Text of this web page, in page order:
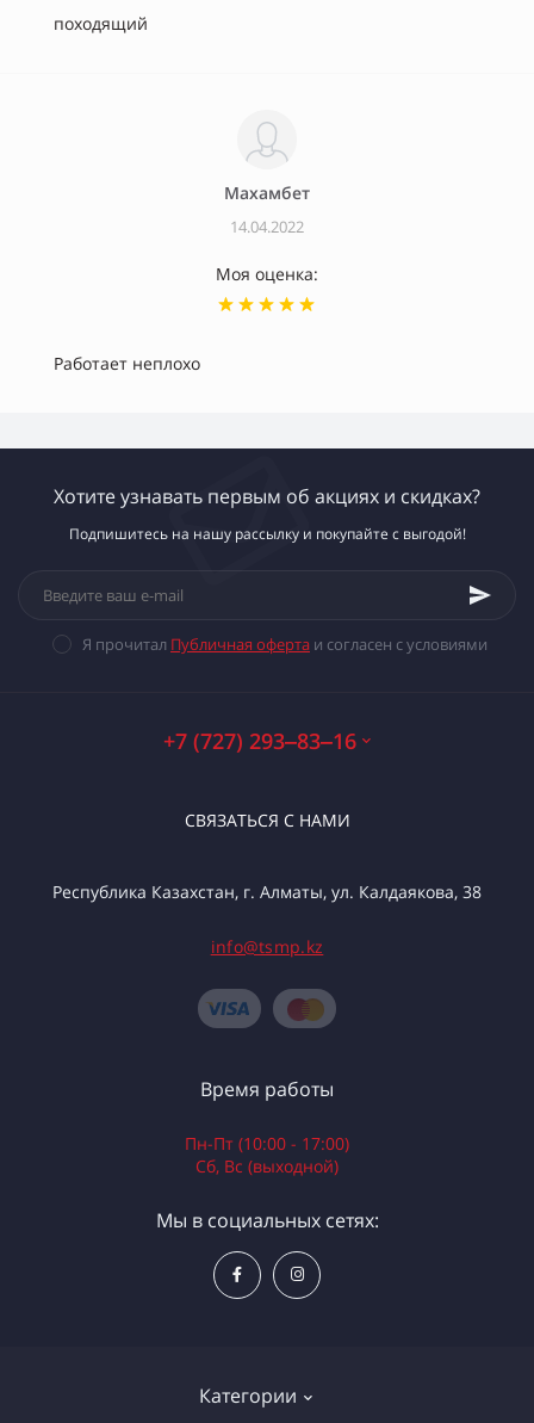
походящий
Махамбет
14.04.2022
Моя оценка:
Работает неплохо
Хотите узнавать первым об акциях и скидках?
Подпишитесь на нашу рассылку и покупайте с выгодой!
Я прочитал Публичная оферта и согласен с условиями
+7 (727) 293‒83‒16
СВЯЗАТЬСЯ С НАМИ
Республика Казахстан, г. Алматы, ул. Калдаякова, 38
info@tsmp.kz
Категории
Время работы
Пн-Пт (10:00 - 17:00)
Сб, Вс (выходной)
Мы в социальных сетях: